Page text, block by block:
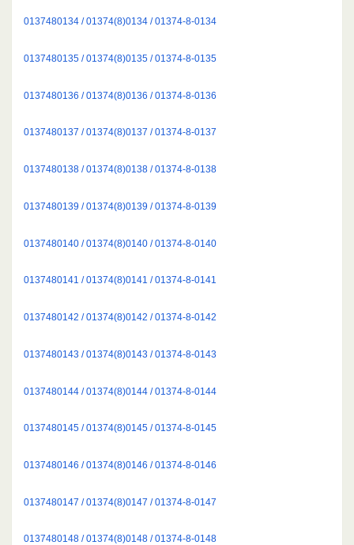
0137480134 / 01374(8)0134 / 01374-8-0134
0137480135 / 01374(8)0135 / 01374-8-0135
0137480136 / 01374(8)0136 / 01374-8-0136
0137480137 / 01374(8)0137 / 01374-8-0137
0137480138 / 01374(8)0138 / 01374-8-0138
0137480139 / 01374(8)0139 / 01374-8-0139
0137480140 / 01374(8)0140 / 01374-8-0140
0137480141 / 01374(8)0141 / 01374-8-0141
0137480142 / 01374(8)0142 / 01374-8-0142
0137480143 / 01374(8)0143 / 01374-8-0143
0137480144 / 01374(8)0144 / 01374-8-0144
0137480145 / 01374(8)0145 / 01374-8-0145
0137480146 / 01374(8)0146 / 01374-8-0146
0137480147 / 01374(8)0147 / 01374-8-0147
0137480148 / 01374(8)0148 / 01374-8-0148